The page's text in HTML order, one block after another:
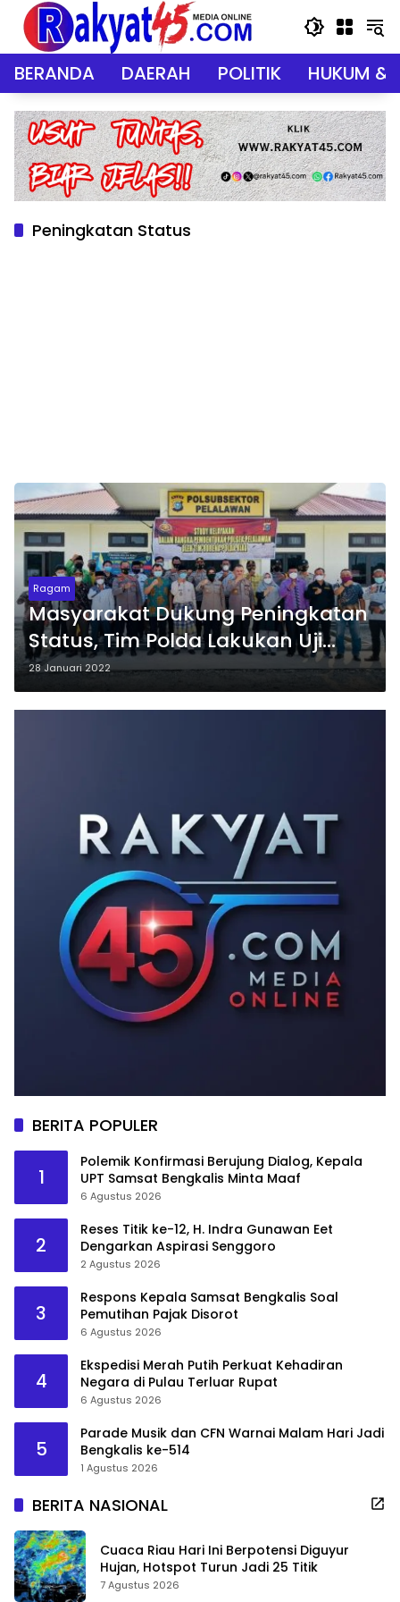
Langsung
konten
BERANDA DAERAH POLITIK HUKUM &
Peningkatan Status
Ragam
Masyarakat Dukung Peningkatan
Status, Tim Polda Lakukan Uji
Kelayakan di Polsubsektor
Pelalawan
28 Januari 2022
BERITA POPULER
1
Polemik Konfirmasi Berujung Dialog, Kepala
UPT Samsat Bengkalis Minta Maaf
6 Agustus 2026
2
Reses Titik ke-12, H. Indra Gunawan Eet
Dengarkan Aspirasi Senggoro
2 Agustus 2026
3
Respons Kepala Samsat Bengkalis Soal
Pemutihan Pajak Disorot
6 Agustus 2026
4
Ekspedisi Merah Putih Perkuat Kehadiran
Negara di Pulau Terluar Rupat
6 Agustus 2026
5
Parade Musik dan CFN Warnai Malam Hari Jadi
Bengkalis ke-514
1 Agustus 2026
BERITA NASIONAL
Cuaca Riau Hari Ini Berpotensi Diguyur
Hujan, Hotspot Turun Jadi 25 Titik
7 Agustus 2026